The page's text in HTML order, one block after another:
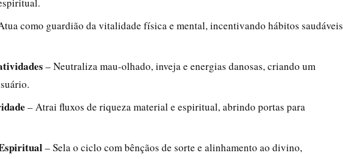
como guardião da vitalidade física e mental, incentivando hábitos saudáveis
– Neutraliza mau-olhado, inveja e energias danosas, criando um
– Atrai fluxos de riqueza material e espiritual, abrindo portas para
– Sela o ciclo com bênçãos de sorte e alinhamento ao divino,